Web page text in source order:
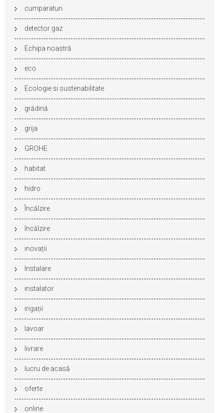
cumparaturi
detector gaz
Echipa noastră
eco
Ecologie si sustenabilitate
grădină
grija
GROHE
habitat
hidro
Încălzire
încălzire
inovații
Instalare
instalator
irigații
lavoar
livrare
lucru de acasă
oferte
online